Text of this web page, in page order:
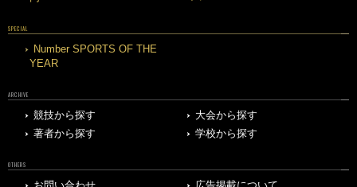
SPECIAL
Number SPORTS OF THE
YEAR
ARCHIVE
競技から探す
大会から探す
著者から探す
学校から探す
OTHERS